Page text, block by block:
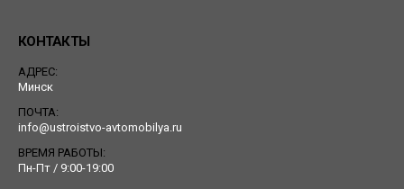
КОНТАКТЫ
АДРЕС:
Минск
ПОЧТА:
info@ustroistvo-avtomobilya.ru
ВРЕМЯ РАБОТЫ:
Пн-Пт / 9:00-19:00